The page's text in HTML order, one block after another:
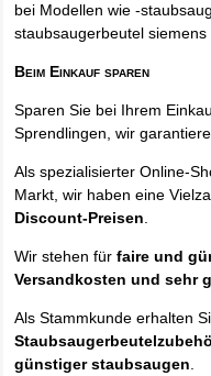
bei Modellen wie -
staubsaugerbeutel
Beim Einkauf sparen
Sparen Sie bei Ihrem
Sprendlingen, wir
Als spezialisierter Online-
Markt, wir haben eine
Discount-Preisen.
Wir stehen fürfaire und
Versandkosten und sehr
Als Stammkunde erhalten
günstiger staubsaugen.